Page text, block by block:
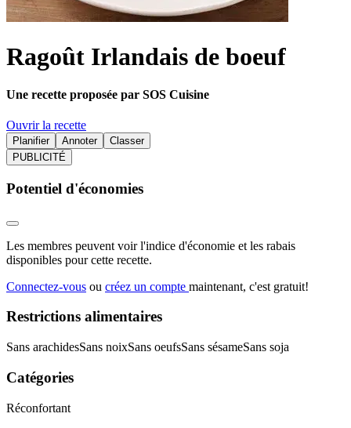
Ragoût Irlandais de boeuf
Une recette proposée par SOS Cuisine
Ouvrir la recette
Planifier Annoter
Classer
PUBLICITÉ
Potentiel d'économies
Les membres peuvent voir l'indice d'économie et les rabais
disponibles pour cette recette.
Connectez-vous ou créez un compte maintenant, c'est gratuit!
Restrictions alimentaires
Sans arachidesSans noixSans oeufsSans sésameSans soja
Catégories
Réconfortant